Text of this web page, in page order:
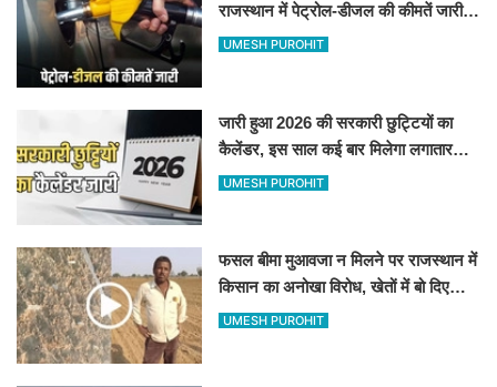
राजस्थान में पेट्रोल-डीजल की कीमतें जारी,
जानिए बीकानेर समेत पुरे प्रदेश में नए रेट
UMESH PUROHIT
जारी हुआ 2026 की सरकारी छुट्टियों का
कैलेंडर, इस साल कई बार मिलेगा लगातार
अवकाश, देखें
UMESH PUROHIT
फसल बीमा मुआवजा न मिलने पर राजस्थान में
किसान का अनोखा विरोध, खेतों में बो दिए
500-500 रुपए के नोट, वीडियो वायरल
UMESH PUROHIT